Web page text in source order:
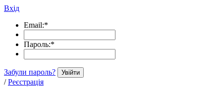
Вхід
Email:*
Пароль:*
Забули пароль? Увійти
/ Реєстрація